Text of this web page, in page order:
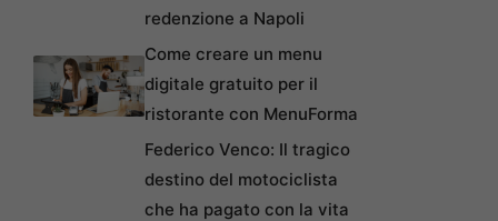
redenzione a Napoli
Come creare un menu
digitale gratuito per il
ristorante con MenuForma
Federico Venco: Il tragico
destino del motociclista
che ha pagato con la vita